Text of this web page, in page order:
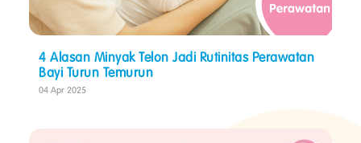
4 Alasan Minyak Telon Jadi Rutinitas Perawatan
Bayi Turun Temurun
04 Apr 2025